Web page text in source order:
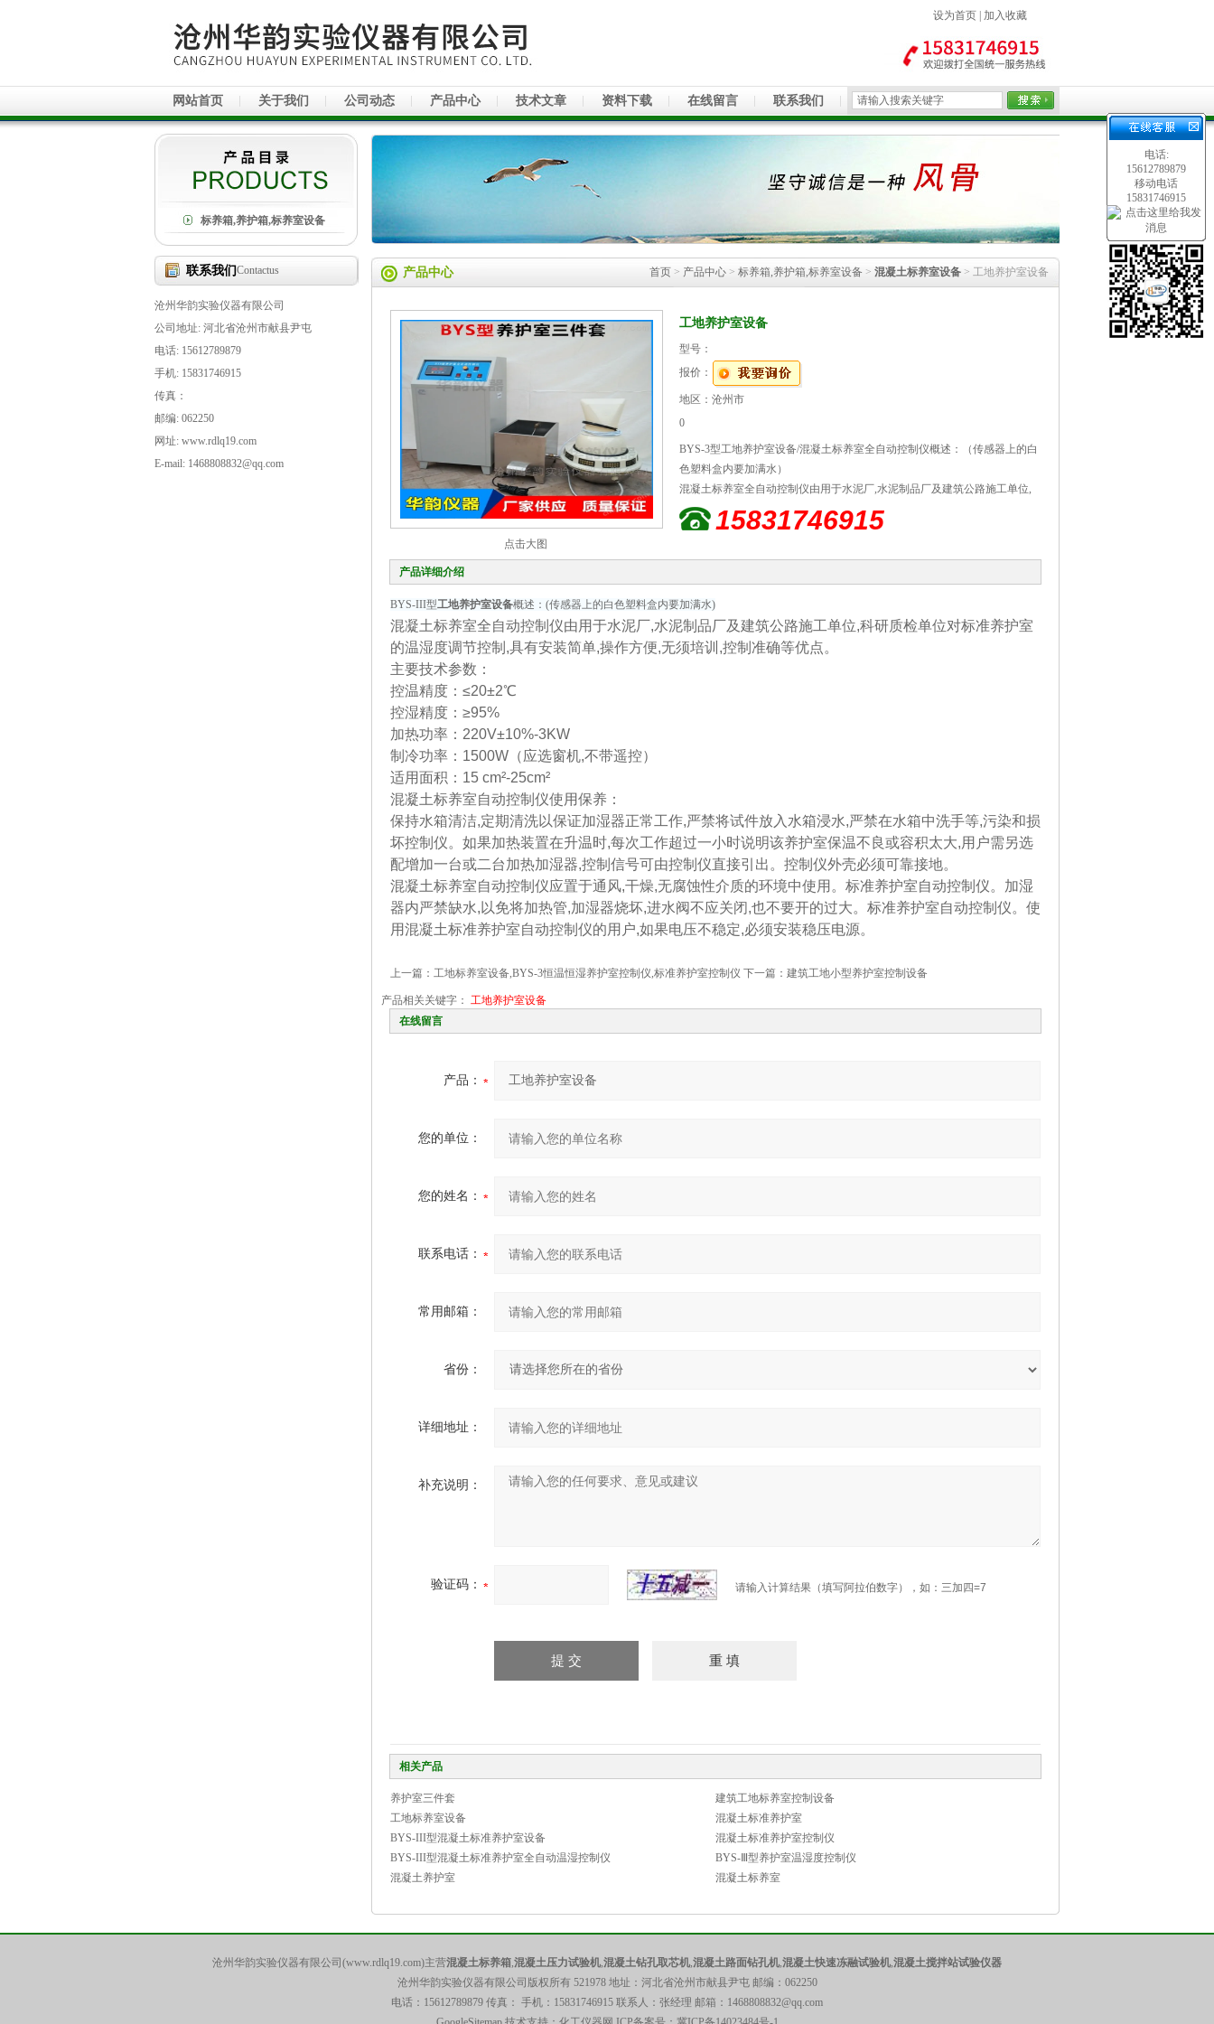
设为首页 加入收藏
网站首页 关于我们 公司动态 产品中心 技术文章 资料下载 在线留言 联系我们
标养箱,养护箱,标养室设备
联系我们Contactus
沧州华韵实验仪器有限公司
公司地址: 河北省沧州市献县尹屯
电话: 15612789879
手机: 15831746915
传真：
邮编: 062250
网址: www.rdlq19.com
E-mail: 1468808832@qq.com
产品中心 首页 > 产品中心 > 标养箱,养护箱,标养室设备 > 混凝土标养室设备 > 工地养护室设备
点击大图
工地养护室设备
型号：
报价：
地区：沧州市
0
BYS-3型工地养护室设备/混凝土标养室全自动控制仪概述：（传感器上的白
色塑料盒内要加满水）
混凝土标养室全自动控制仪由用于水泥厂,水泥制品厂及建筑公路施工单位,
科研质检单位对标准养护室的温湿度调节控制,具有安装简单,操作方便,无须
培训,控制准确等优点。
15831746915
产品详细介绍
BYS-III型工地养护室设备概述：(传感器上的白色塑料盒内要加满水)
混凝土标养室全自动控制仪由用于水泥厂,水泥制品厂及建筑公路施工单位,科研质检单位对标准养护室
的温湿度调节控制,具有安装简单,操作方便,无须培训,控制准确等优点。
主要技术参数：
控温精度：≤20±2℃
控湿精度：≥95%
加热功率：220V±10%-3KW
制冷功率：1500W（应选窗机,不带遥控）
适用面积：15 cm²-25cm²
混凝土标养室自动控制仪使用保养：
保持水箱清洁,定期清洗以保证加湿器正常工作,严禁将试件放入水箱浸水,严禁在水箱中洗手等,污染和损
坏控制仪。如果加热装置在升温时,每次工作超过一小时说明该养护室保温不良或容积太大,用户需另选
配增加一台或二台加热加湿器,控制信号可由控制仪直接引出。控制仪外壳必须可靠接地。
混凝土标养室自动控制仪应置于通风,干燥,无腐蚀性介质的环境中使用。标准养护室自动控制仪。加湿
器内严禁缺水,以免将加热管,加湿器烧坏,进水阀不应关闭,也不要开的过大。标准养护室自动控制仪。使
用混凝土标准养护室自动控制仪的用户,如果电压不稳定,必须安装稳压电源。
上一篇： 工地标养室设备,BYS-3恒温恒湿养护室控制仪,标准养护室控制仪 下一篇： 建筑工地小型养护室控制设备
产品相关关键字： 工地养护室设备
在线留言
产品：
您的单位：
您的姓名：
联系电话：
常用邮箱：
省份：
详细地址：
补充说明：
验证码： 请输入计算结果（填写阿拉伯数字），如：三加四=7
相关产品
养护室三件套
建筑工地标养室控制设备
工地标养室设备
混凝土标准养护室
BYS-III型混凝土标准养护室设备
混凝土标准养护室控制仪
BYS-III型混凝土标准养护室全自动温湿控制仪
BYS-Ⅲ型养护室温湿度控制仪
混凝土养护室
混凝土标养室
沧州华韵实验仪器有限公司(www.rdlq19.com)主营混凝土标养箱,混凝土压力试验机,混凝土钻孔取芯机,混凝土路面钻孔机,混凝土快速冻融试验机,混凝土搅拌站试验仪器
沧州华韵实验仪器有限公司版权所有 521978 地址：河北省沧州市献县尹屯 邮编：062250
电话：15612789879 传真： 手机：15831746915 联系人：张经理 邮箱： 1468808832@qq.com
电话:
15612789879
移动电话
15831746915